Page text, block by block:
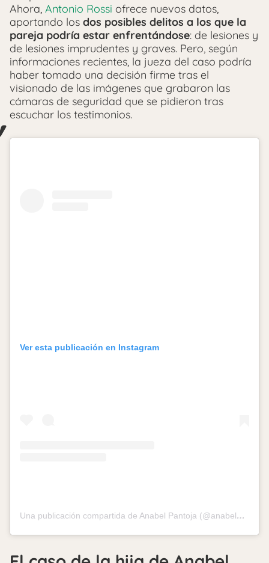
Ahora, Antonio Rossi ofrece nuevos datos,
aportando los dos posibles delitos a los que la
pareja podría estar enfrentándose: de lesiones y
de lesiones imprudentes y graves. Pero, según
informaciones recientes, la jueza del caso podría
haber tomado una decisión firme tras el
visionado de las imágenes que grabaron las
cámaras de seguridad que se pidieron tras
escuchar los testimonios.
Ver esta publicación en Instagram
Una publicación compartida de Anabel Pantoja (@anabelpantoja00)